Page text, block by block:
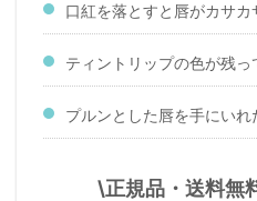
口紅を落とすと唇がカサカ
ティントリップの色が残っ
プルンとした唇を手にいれ
\正規品・送料無